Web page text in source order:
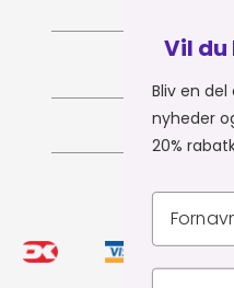
HJÆLP
OM
MER FRA
SHOPPER
Vil du have
Bliv en del af
nyheder og vilde
20% rabatkode til dit